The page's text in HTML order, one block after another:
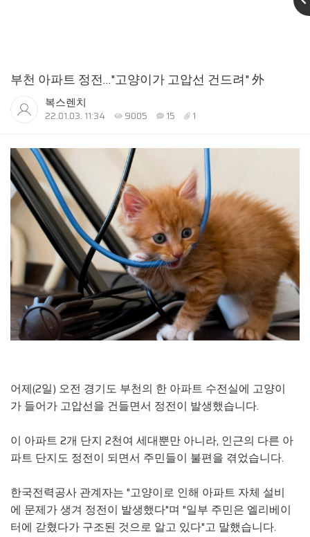
부천 아파트 정전…"고양이가 고압선 건드려" 外
복스렌치
22.01.03. 11:34 9005 15 1
어제(2일) 오전 경기도 부천의 한 아파트 수전실에 고양이
가 들어가 고압선을 건들면서 정전이 발생했습니다.
이 아파트 2개 단지 2천여 세대뿐만 아니라, 인근의 다른 아
파트 단지도 정전이 되면서 주민들이 불편을 겪었습니다.
한국전력공사 관계자는 "고양이로 인해 아파트 자체 설비
에 문제가 생겨 정전이 발생했다"며 "일부 주민은 엘리베이
터에 갇혔다가 구조된 것으로 알고 있다"고 말했습니다.